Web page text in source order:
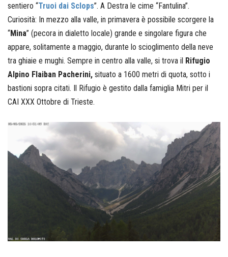
sentiero “Truoi dai Sclops”. A Destra le cime “Fantulina”.
Curiosità: In mezzo alla valle, in primavera è possibile scorgere la
“Mina” (pecora in dialetto locale) grande e singolare figura che
appare, solitamente a maggio, durante lo scioglimento della neve
tra ghiaie e mughi. Sempre in centro alla valle, si trova il Rifugio
Alpino Flaiban Pacherini, situato a 1600 metri di quota, sotto i
bastioni sopra citati. Il Rifugio è gestito dalla famiglia Mitri per il
CAI XXX Ottobre di Trieste.